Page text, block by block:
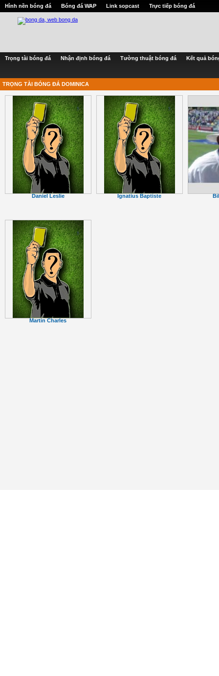
Hình nền bóng đá Bóng đá WAP Link sopcast Trực tiếp bóng đá
Trọng tài bóng đá Nhận định bóng đá Tường thuật bóng đá Kết quả
TRỌNG TÀI BÓNG ĐÁ DOMINICA
Daniel Leslie Ignatius Baptiste
Martin Charles